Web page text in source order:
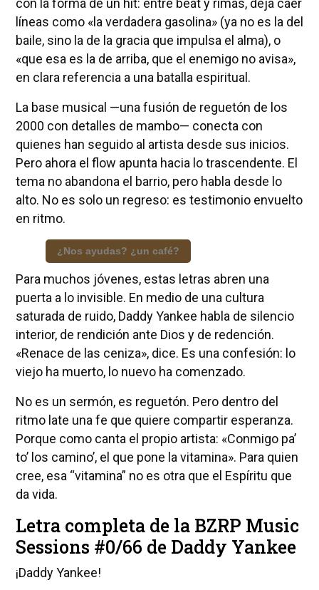
líneas como «la verdadera gasolina» (ya no es la del
baile, sino la de la gracia que impulsa el alma), o
«que esa es la de arriba, que el enemigo no avisa»,
en clara referencia a una batalla espiritual.
La base musical —una fusión de reguetón de los
2000 con detalles de mambo— conecta con
quienes han seguido al artista desde sus inicios.
Pero ahora el flow apunta hacia lo trascendente. El
tema no abandona el barrio, pero habla desde lo
alto. No es solo un regreso: es testimonio envuelto
en ritmo.
¿Nos ayudas? ¿un café?
Para muchos jóvenes, estas letras abren una
puerta a lo invisible. En medio de una cultura
saturada de ruido, Daddy Yankee habla de silencio
interior, de rendición ante Dios y de redención.
«Renace de las ceniza», dice. Es una confesión: lo
viejo ha muerto, lo nuevo ha comenzado.
No es un sermón, es reguetón. Pero dentro del
ritmo late una fe que quiere compartir esperanza.
Porque como canta el propio artista: «Conmigo pa’
to’ los camino’, el que pone la vitamina». Para quien
cree, esa “vitamina” no es otra que el Espíritu que
da vida.
Letra completa de la BZRP Music
Sessions #0/66 de Daddy Yankee
¡Daddy Yankee!